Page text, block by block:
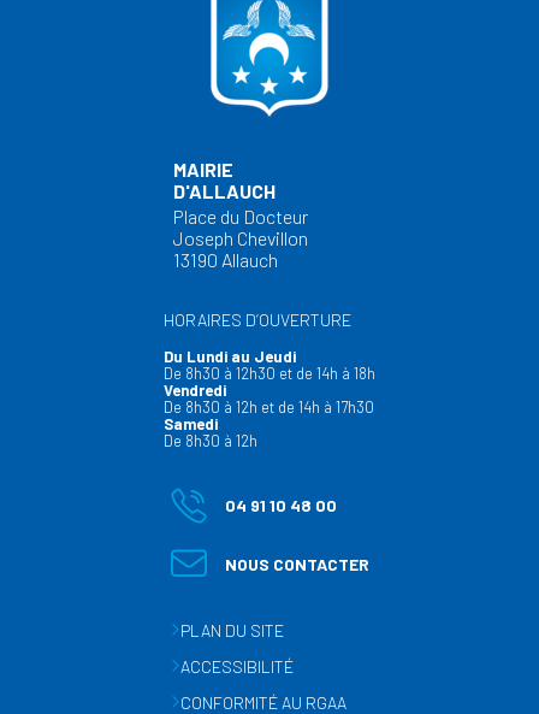
MAIRIE
D'ALLAUCH
Place du Docteur
Joseph Chevillon
13190 Allauch
HORAIRES D’OUVERTURE
Du Lundi au Jeudi
De 8h30 à 12h30 et de 14h à 18h
Vendredi
De 8h30 à 12h et de 14h à 17h30
Samedi
De 8h30 à 12h
04 91 10 48 00
NOUS CONTACTER
PLAN DU SITE
ACCESSIBILITÉ
CONFORMITÉ AU RGAA